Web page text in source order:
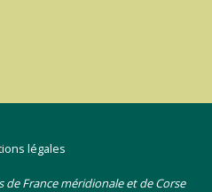
légales
France méridionale et de Corse